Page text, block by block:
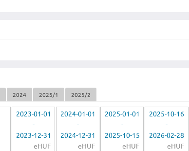
2024 2025/1 2025/2
2023-01-01
-
2023-12-31
eHUF
2024-01-01
-
2024-12-31
eHUF
2025-01-01
-
2025-10-15
eHUF
2025-10-16
-
2026-02-28
eHUF